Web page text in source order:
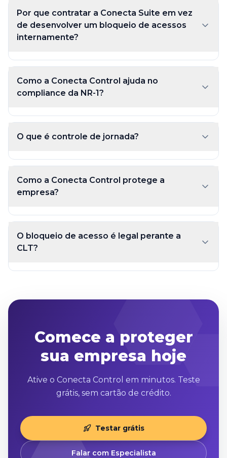
Por que contratar a Conecta Suite em vez
de desenvolver um bloqueio de acessos
internamente?
Como a Conecta Control ajuda no
compliance da NR-1?
O que é controle de jornada?
Como a Conecta Control protege a
empresa?
O bloqueio de acesso é legal perante a
CLT?
Comece a proteger
sua empresa hoje
Ative o Conecta Control em minutos. Teste
grátis, sem cartão de crédito.
Testar grátis
Falar com Especialista